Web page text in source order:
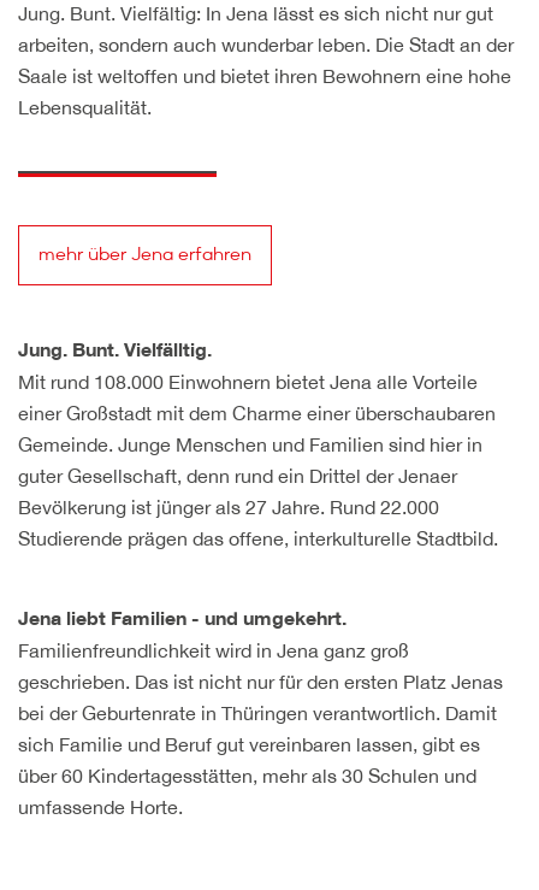
Jung. Bunt. Vielfältig: In Jena lässt es sich nicht nur gut
arbeiten, sondern auch wunderbar leben. Die Stadt an der
Saale ist weltoffen und bietet ihren Bewohnern eine hohe
Lebensqualität.
mehr über Jena erfahren
Jung. Bunt. Vielfälltig.
Mit rund 108.000 Einwohnern bietet Jena alle Vorteile
einer Großstadt mit dem Charme einer überschaubaren
Gemeinde. Junge Menschen und Familien sind hier in
guter Gesellschaft, denn rund ein Drittel der Jenaer
Bevölkerung ist jünger als 27 Jahre. Rund 22.000
Studierende prägen das offene, interkulturelle Stadtbild.
Jena liebt Familien - und umgekehrt.
Familienfreundlichkeit wird in Jena ganz groß
geschrieben. Das ist nicht nur für den ersten Platz Jenas
bei der Geburtenrate in Thüringen verantwortlich. Damit
sich Familie und Beruf gut vereinbaren lassen, gibt es
über 60 Kindertagesstätten, mehr als 30 Schulen und
umfassende Horte.